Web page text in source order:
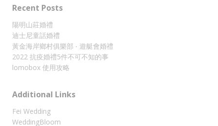
Recent Posts
陽明山莊婚禮
迪士尼童話婚禮
黃金海岸鄉村俱樂部 ‧ 遊艇會婚禮
2022 抗疫婚禮5件不可不知的事
lomobox 使用攻略
Additional Links
Fei Wedding
WeddingBloom